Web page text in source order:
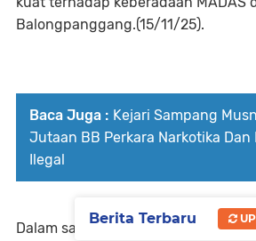
Balongpanggang.(15/11/25).
Baca Juga : Kejari Sampang
Jutaan BB Perkara Narkotika Dan
Ilegal
Dalam sambutannya, pimpinan
Berita Terbaru